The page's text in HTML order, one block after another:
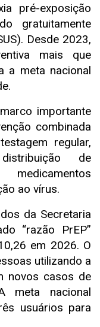
pré-exposição
gratuitamente
Desde 2023,
mais que
a meta nacional
importante
combinada
regular,
de
ao vírus.
da Secretaria
“razão PrEP”
em 2026. O
utilizando a
novos casos de
meta nacional
usuários para